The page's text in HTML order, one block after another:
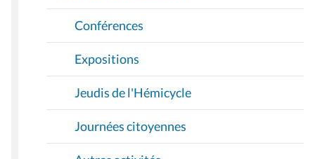
Conférences
Expositions
Jeudis de l'Hémicycle
Journées citoyennes